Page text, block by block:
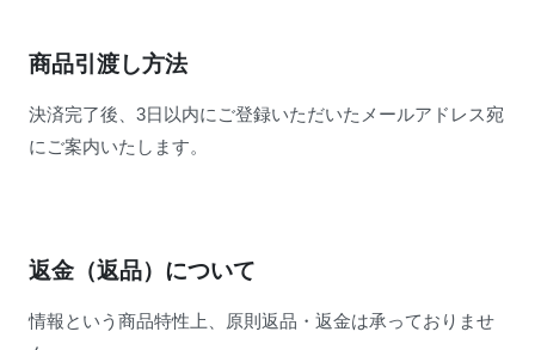
商品引渡し方法
決済完了後、3日以内にご登録いただいたメールアドレス宛
にご案内いたします。
返金（返品）について
情報という商品特性上、原則返品・返金は承っておりませ